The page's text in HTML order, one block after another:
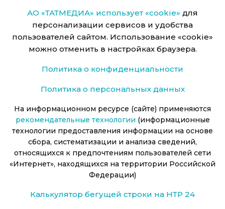
АО «ТАТМЕДИА» использует «cookie» для
персонализации сервисов и удобства
пользователей сайтом. Использование «cookie»
можно отменить в настройках браузера.
Политика о конфиденциальности
Политика о персональных данных
На информационном ресурсе (сайте) применяются
рекомендательные технологии (информационные
технологии предоставления информации на основе
сбора, систематизации и анализа сведений,
относящихся к предпочтениям пользователей сети
«Интернет», находящихся на территории Российской
Федерации)
Калькулятор бегущей строки на НТР 24